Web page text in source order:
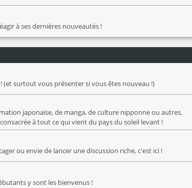
à ses dernières nouveautés !
(et surtout vous présenter si vous êtes nouveau !)
japonaise, de manga, de culture nipponne ou autres,
à tout ce qui vient du pays du soleil levant !
ou envie de lancer une discussion riche, c'est ici !
y sont les bienvenus !